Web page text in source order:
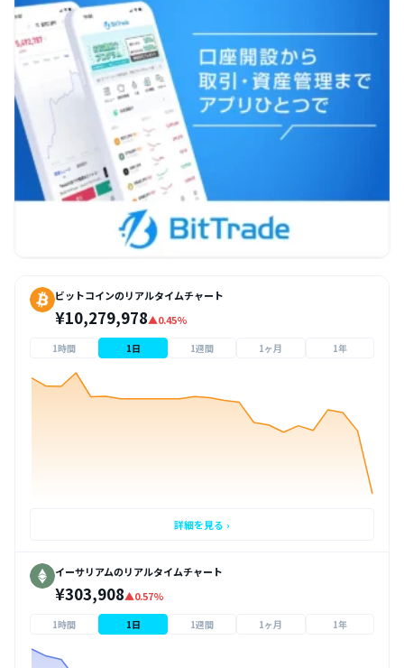
ビットコインのリアルタイムチャート
¥10,279,978▲0.45%
1時間 1日 1週間 1ヶ月 1年
詳細を見る ›
イーサリアムのリアルタイムチャート
¥303,908▲0.57%
1時間 1日 1週間 1ヶ月 1年